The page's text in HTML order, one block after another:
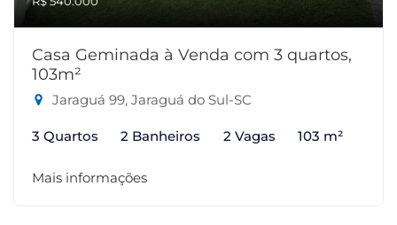
Casa Geminada à Venda com 3 quartos,
103m²
Jaraguá 99, Jaraguá do Sul-SC
3 Quartos 2 Banheiros 2 Vagas 103 m²
Mais informações